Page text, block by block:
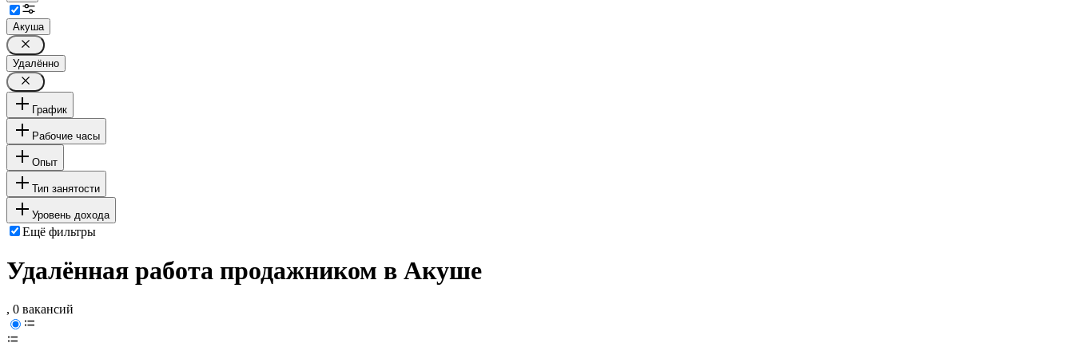
Акуша
Удалённо
График
Рабочие часы
Опыт
Тип занятости
Уровень дохода
Ещё фильтры
Удалённая работа продажником в Акуше
, 0 вакансий